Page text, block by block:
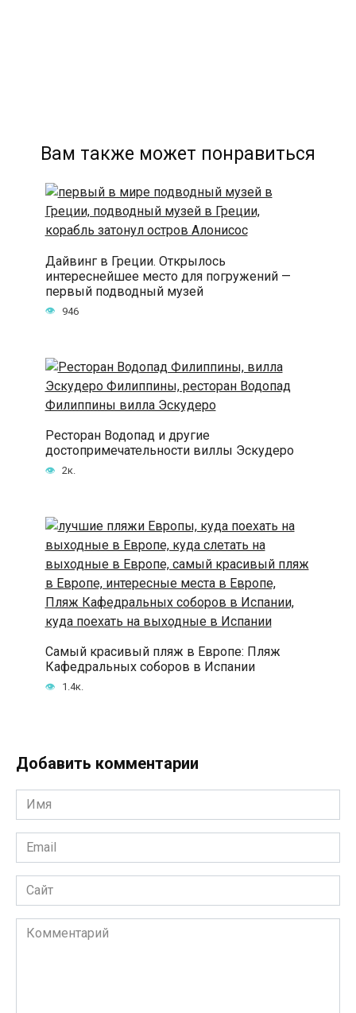
Вам также может понравиться
Дайвинг в Греции. Открылось
интереснейшее место для погружений —
первый подводный музей
946
Ресторан Водопад и другие
достопримечательности виллы Эскудеро
2к.
Самый красивый пляж в Европе: Пляж
Кафедральных соборов в Испании
1.4к.
Добавить комментарии
Имя
*
Email
*
Сайт
Комментарий